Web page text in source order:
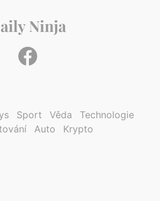
Sport Věda
Technologie
Auto Krypto